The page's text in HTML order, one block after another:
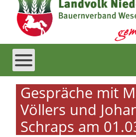
Gespräche mit
Völlers und
Schraps am